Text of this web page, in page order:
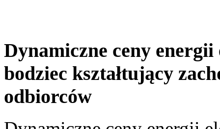
Dynamiczne ceny
bodziec kształtujący
odbiorców